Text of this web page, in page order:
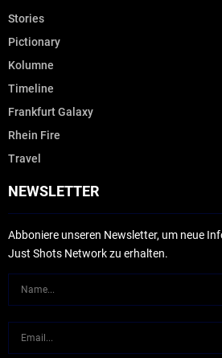
Stories
Pictionary
Kolumne
Timeline
Frankfurt Galaxy
Rhein Fire
Travel
NEWSLETTER
Abboniere unseren Newsletter, um neue
Just Shots Network zu erhalten.